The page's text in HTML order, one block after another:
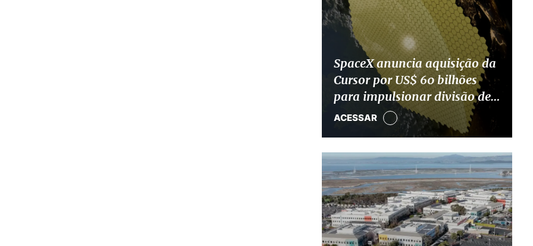
SpaceX anuncia aquisição da
Cursor por US$ 60 bilhões
para impulsionar divisão de
IA
ACESSAR